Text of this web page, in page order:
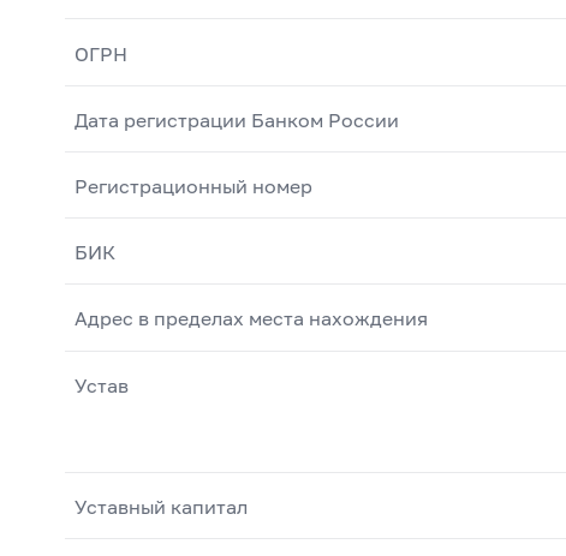
ОГРН
Дата регистрации Банком России
Регистрационный номер
БИК
Адрес в пределах места нахождения
Устав
Уставный капитал